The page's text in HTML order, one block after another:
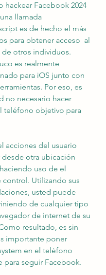
hackear Facebook 2024
llamada
es de hecho el más
para obtener acceso  al
de otros individuos.
es realmente
para iOS junto con
Por eso, es
no necesario hacer
teléfono objetivo para
acciones del usuario
desde otra ubicación
uso de el
Utilizando sus
usted puede
de cualquier tipo
de internet de su
resultado, es sin
importante poner
en el teléfono
para seguir Facebook.